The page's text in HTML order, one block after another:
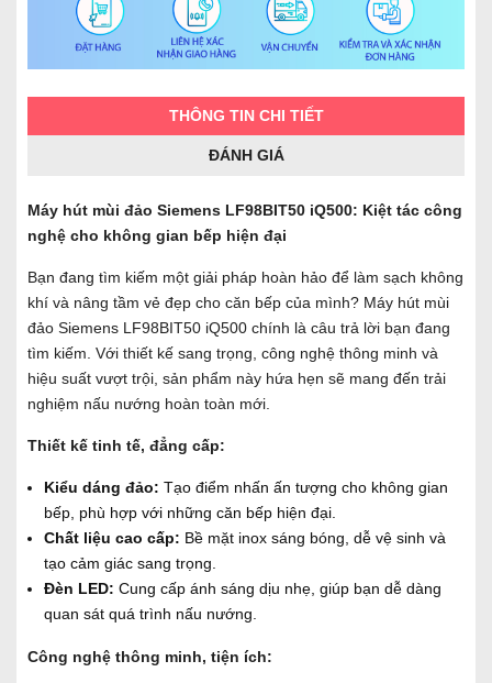
THÔNG TIN CHI TIẾT
ĐÁNH GIÁ
Máy hút mùi đảo Siemens LF98BIT50 iQ500: Kiệt tác công
nghệ cho không gian bếp hiện đại
Bạn đang tìm kiếm một giải pháp hoàn hảo để làm sạch không
khí và nâng tầm vẻ đẹp cho căn bếp của mình? Máy hút mùi
đảo Siemens LF98BIT50 iQ500 chính là câu trả lời bạn đang
tìm kiếm. Với thiết kế sang trọng, công nghệ thông minh và
hiệu suất vượt trội, sản phẩm này hứa hẹn sẽ mang đến trải
nghiệm nấu nướng hoàn toàn mới.
Thiết kế tinh tế, đẳng cấp:
Kiểu dáng đảo: Tạo điểm nhấn ấn tượng cho không gian
bếp, phù hợp với những căn bếp hiện đại.
Chất liệu cao cấp: Bề mặt inox sáng bóng, dễ vệ sinh và
tạo cảm giác sang trọng.
Đèn LED: Cung cấp ánh sáng dịu nhẹ, giúp bạn dễ dàng
quan sát quá trình nấu nướng.
Công nghệ thông minh, tiện ích: